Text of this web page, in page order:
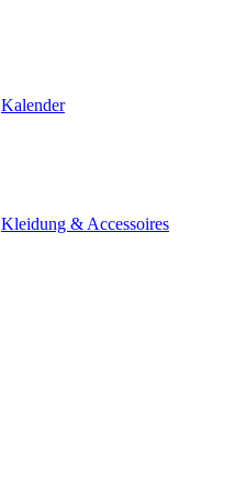
Kalender
Kleidung & Accessoires